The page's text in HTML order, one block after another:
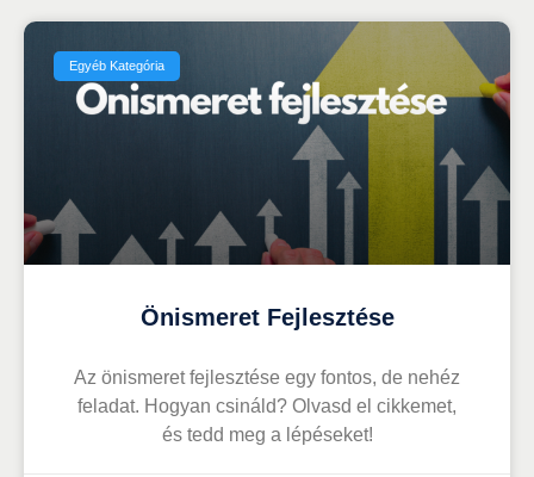
Egyéb Kategória
Önismeret Fejlesztése
Az önismeret fejlesztése egy fontos, de nehéz
feladat. Hogyan csináld? Olvasd el cikkemet,
és tedd meg a lépéseket!